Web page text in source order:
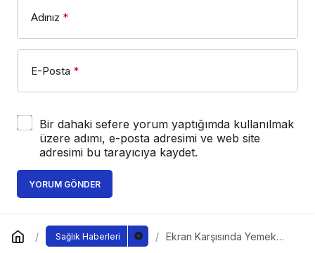
Adınız *
E-Posta *
Bir dahaki sefere yorum yaptığımda kullanılmak
üzere adımı, e-posta adresimi ve web site
adresimi bu tarayıcıya kaydet.
YORUM GÖNDER
Sağlık Haberleri
Ekran Karşısında Yemek